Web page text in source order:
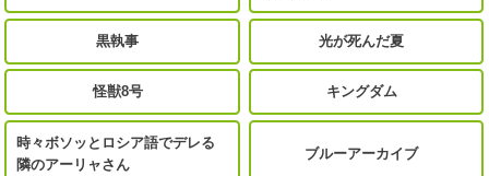
黒執事 光が死んだ夏
怪獣8号 キングダム
時々ボソッとロシア語でデレる
隣のアーリャさん
ブルーアーカイブ